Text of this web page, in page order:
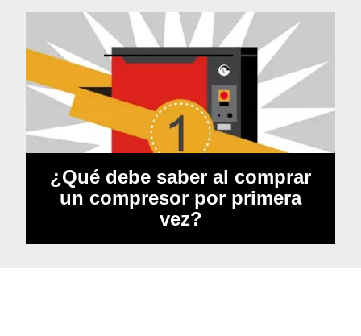
¿Qué debe saber al comprar
un compresor por primera
vez?